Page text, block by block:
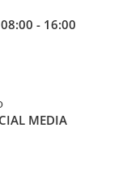
- 16:00
MEDIA